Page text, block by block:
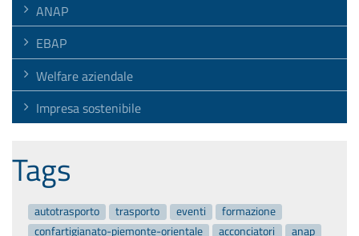
ANAP
EBAP
Welfare aziendale
Impresa sostenibile
Tags
autotrasporto trasporto eventi
formazione
confartigianato-piemonte-orientale
acconciatori anap